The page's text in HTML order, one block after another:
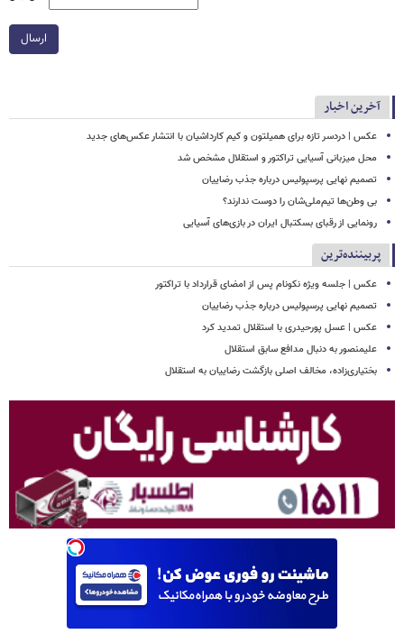
ارسال
آخرین اخبار
عکس | دردسر تازه برای همیلتون و کیم کارداشیان با انتشار عکس‌های جدید
محل میزبانی آسیایی تراکتور و استقلال مشخص شد
تصمیم نهایی پرسپولیس درباره جذب رضاییان
بی وطن‌ها تیم‌ملی‌شان را دوست ندارند؟
رونمایی از رقبای بسکتبال ایران در بازی‌های آسیایی
پربیننده‌ترین
عکس | جلسه ویژه نکونام پس از امضای قرارداد با تراکتور
تصمیم نهایی پرسپولیس درباره جذب رضاییان
عکس | عسل پورحیدری با استقلال تمدید کرد
علیمنصور به دنبال مدافع سابق استقلال
بختیاری‌زاده، مخالف اصلی بازگشت رضاییان به استقلال